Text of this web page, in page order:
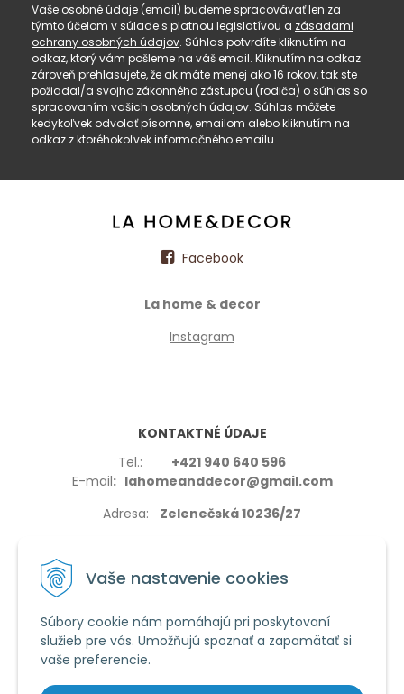
Vaše nastavenie cookies
Súbory cookie nám pomáhajú pri poskytovaní
služieb pre vás. Umožňujú spoznať a zapamätať si
vaše preferencie.
Vaše osobné údaje (email) budeme spracovávať len za
týmto účelom v súlade s platnou legislatívou a zásadami
ochrany osobných údajov. Súhlas potvrdíte kliknutím na
odkaz, ktorý vám pošleme na váš email. Kliknutím na odkaz
zároveň prehlasujete, že ak máte menej ako 16 rokov, tak ste
požiadal/a svojho zákonného zástupcu (rodiča) o súhlas so
spracovaním vašich osobných údajov. Súhlas môžete
kedykoľvek odvolať písomne, emailom alebo kliknutím na
odkaz z ktoréhokoľvek informačného emailu.
Facebook
La home & decor
Instagram
KONTAKTNÉ ÚDAJE
Tel.: +421 940 640 596
E-mail: lahomeanddecor@gmail.com
Adresa: Zelenečská 10236/27
VŠETKO O NÁKUPE